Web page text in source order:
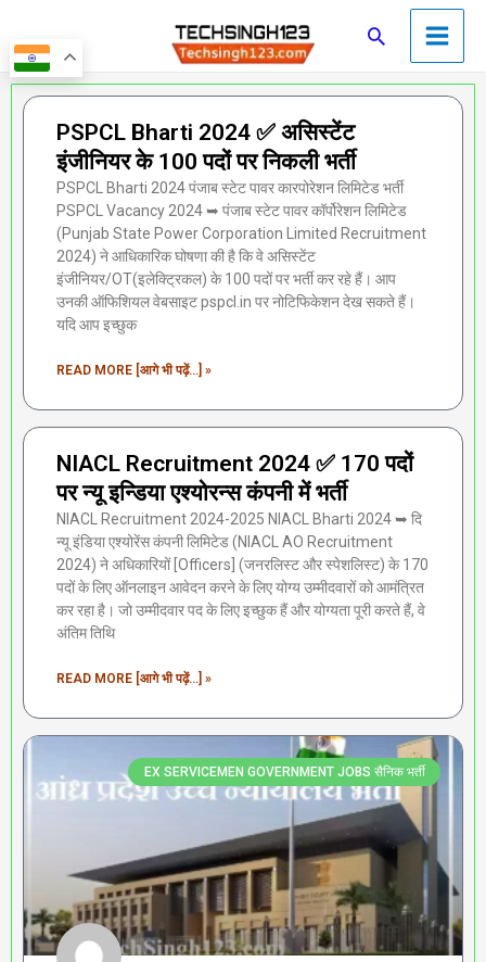
to
content
SearchMain
Menu
PSPCL Bharti 2024 ✅ असिस्टेंट
इंजीनियर के 100 पदों पर निकली भर्ती
PSPCL Bharti 2024 पंजाब स्टेट पावर कारपोरेशन लिमिटेड भर्ती
PSPCL Vacancy 2024 ➥ पंजाब स्टेट पावर कॉर्पोरेशन लिमिटेड
(Punjab State Power Corporation Limited Recruitment
2024) ने आधिकारिक घोषणा की है कि वे असिस्टेंट
इंजीनियर/OT(इलेक्ट्रिकल) के 100 पदों पर भर्ती कर रहे हैं। आप
उनकी ऑफिशियल वेबसाइट pspcl.in पर नोटिफिकेशन देख सकते हैं।
यदि आप इच्छुक
READ MORE [आगे भी पढ़ें...] »
NIACL Recruitment 2024 ✅ 170 पदों
पर न्यू इन्डिया एश्योरन्स कंपनी में भर्ती
NIACL Recruitment 2024-2025 NIACL Bharti 2024 ➥ दि
न्यू इंडिया एश्योरेंस कंपनी लिमिटेड (NIACL AO Recruitment
2024) ने अधिकारियों [Officers] (जनरलिस्ट और स्पेशलिस्ट) के 170
पदों के लिए ऑनलाइन आवेदन करने के लिए योग्य उम्मीदवारों को आमंत्रित
कर रहा है। जो उम्मीदवार पद के लिए इच्छुक हैं और योग्यता पूरी करते हैं, वे
अंतिम तिथि
READ MORE [आगे भी पढ़ें...] »
EX SERVICEMEN GOVERNMENT JOBS सैनिक भर्ती
PagePagePagePagePage